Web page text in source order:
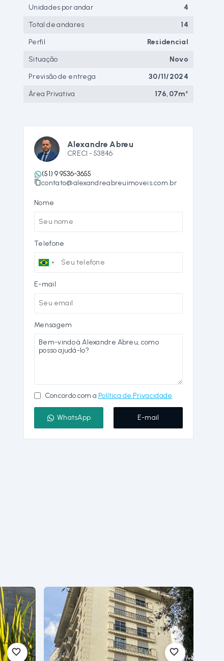
Unidades por andar
4
Total de andares
14
Perfil
Residencial
Situação
Novo
Previsão de entrega
30/11/2024
Área Privativa
176,07m²
Alexandre Abreu
CRECI -53846
(51) 9 9536-3655
contato@alexandreabreuimoveis.com.br
Nome
Telefone
E-mail
Mensagem
Concordo com a Política de Privacidade
WhatsApp E-mail